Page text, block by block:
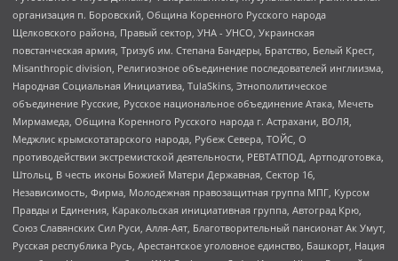
организация п. Боровский, Община Коренного Русского народа
Щелковского района, Правый сектор, УНА - УНСО, Украинская
повстанческая армия, Тризуб им. Степана Бандеры, Братство, Белый Крест,
Misanthropic division, Религиозное объединение последователей инглиизма,
Народная Социальная Инициатива, TulaSkins, Этнополитическое
объединение Русские, Русское национальное объединение Атака, Мечеть
Мирмамеда, Община Коренного Русского народа г. Астрахани, ВОЛЯ,
Меджлис крымскотатарского народа, Рубеж Севера, ТОЙС, О
противодействии экстремистской деятельности, РЕВТАТПОД, Артподготовка,
Штольц, В честь иконы Божией Матери Державная, Сектор 16,
Независимость, Фирма, Молодежная правозащитная группа МПГ, Курсом
Правды и Единения, Каракольская инициативная группа, Автоград Крю,
Союз Славянских Сил Руси, Алля-Аят, Благотворительный пансионат Ак Умут,
Русская республика Русь, Арестантское уголовное единство, Башкорт, Нация